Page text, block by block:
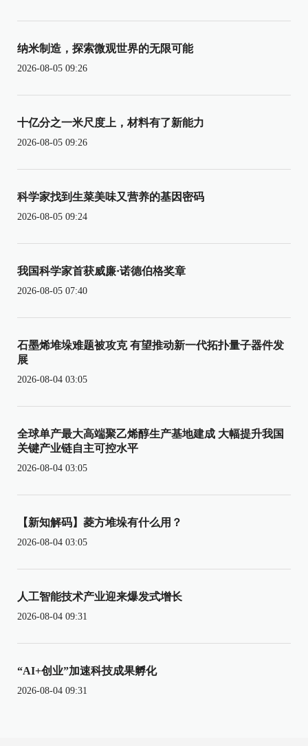
纳米制造，探索微观世界的无限可能
2026-08-05 09:26
十亿分之一米尺度上，材料有了新能力
2026-08-05 09:26
科学家找到生菜美味又营养的基因密码
2026-08-05 09:24
我国科学家首获威廉·诺德伯格奖章
2026-08-05 07:40
石墨烯堆垛难题被攻克 有望推动新一代拓扑量子器件发
展
2026-08-04 03:05
全球单产最大高端聚乙烯醇生产基地建成 大幅提升我国
关键产业链自主可控水平
2026-08-04 03:05
【新知解码】菱方堆垛有什么用？
2026-08-04 03:05
人工智能技术产业迎来爆发式增长
2026-08-04 09:31
“AI+创业”加速科技成果孵化
2026-08-04 09:31